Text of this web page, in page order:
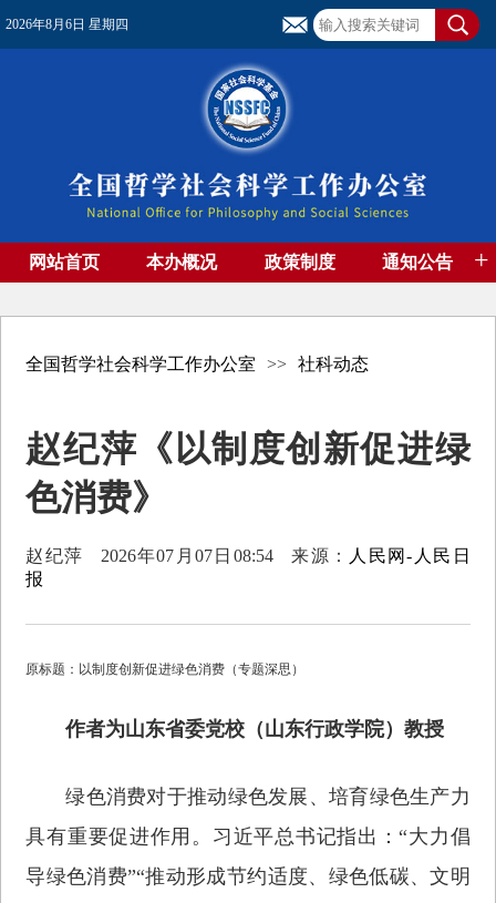
2026年8月6日 星期四
网站首页 本办概况 政策制度 通知公告 +
全国哲学社会科学工作办公室 >> 社科动态
赵纪萍《以制度创新促进绿
色消费》
赵纪萍 2026年07月07日08:54 来源：
人民网-人民日
报
原标题：以制度创新促进绿色消费（专题深思）
作者为山东省委党校（山东行政学院）教授
绿色消费对于推动绿色发展、培育绿色生产力
具有重要促进作用。习近平总书记指出：“大力倡
导绿色消费”“推动形成节约适度、绿色低碳、文明